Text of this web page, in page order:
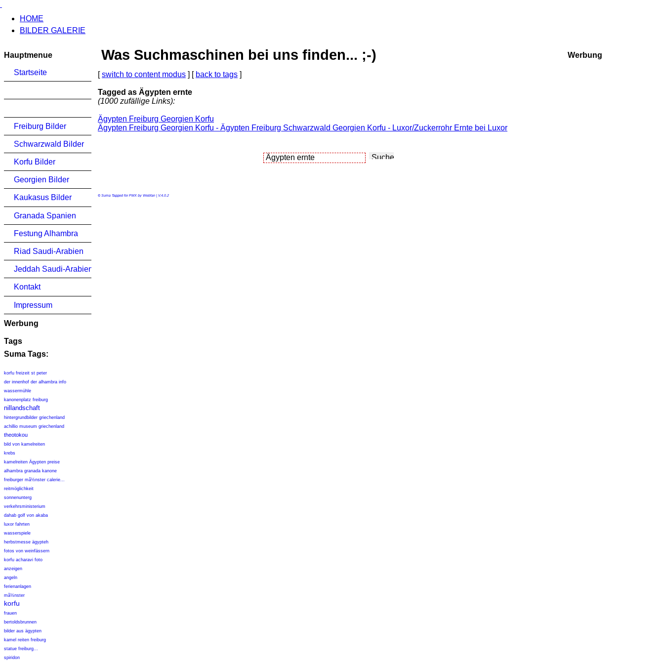
HOME
BILDER GALERIE
Hauptmenue
Startseite
Freiburg Bilder
Schwarzwald Bilder
Korfu Bilder
Georgien Bilder
Kaukasus Bilder
Granada Spanien
Festung Alhambra
Riad Saudi-Arabien
Jeddah Saudi-Arabien
Kontakt
Impressum
Werbung
Tags
Suma Tags:
korfu freizeit st peter
der innenhof der alhambra info
wassermühle
kanonenplatz freiburg
nillandschaft
hintergrundbilder griechenland
achillio museum griechenland
theotokou
bild von kamelreiten
krebs
kamelreiten Ägypten preise
alhambra granada kanone
freiburger mã½nster calerie...
reitmöglichkeit
sonnenunterg
verkehrsministerium
dahab golf von akaba
luxor fahrten
wasserspiele
herbstmesse ägypteh
fotos von weinfässern
korfu acharavi foto
anzeigen
angeln
ferienanlagen
mã½nster
korfu
frauen
bertoldsbrunnen
bilder aus ägypten
kamel reiten freiburg
statue freiburg...
spiridon
Was Suchmaschinen bei uns finden... ;-)
[switch to content modus ] [ back to tags ]
Tagged as Ägypten ernte
(1000 zufällige Links):
Ägypten Freiburg Georgien Korfu
Ägypten Freiburg Georgien Korfu - Ägypten Freiburg Schwarzwald Georgien Korfu - Luxor/Zuckerrohr Ernte bei Luxor
© Suma Tagged for PMX by Webfan | V.4.0.2
Werbung